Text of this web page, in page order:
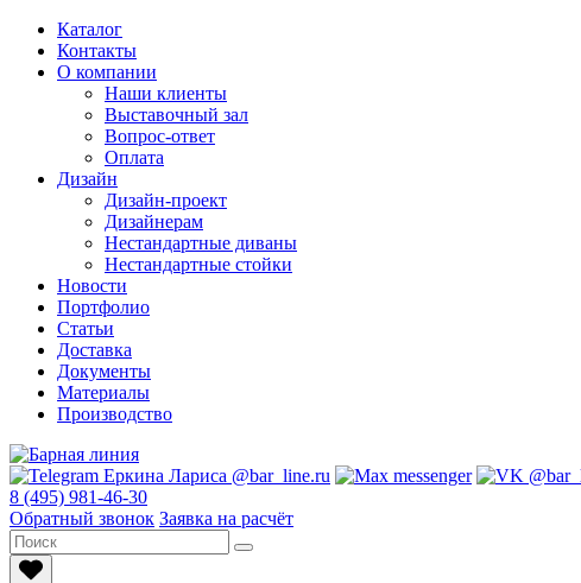
Каталог
Контакты
О компании
Наши клиенты
Выставочный зал
Вопрос-ответ
Оплата
Дизайн
Дизайн-проект
Дизайнерам
Нестандартные диваны
Нестандартные стойки
Новости
Портфолио
Статьи
Доставка
Документы
Материалы
Производство
8 (495) 981-46-30
Обратный звонок Заявка на расчёт